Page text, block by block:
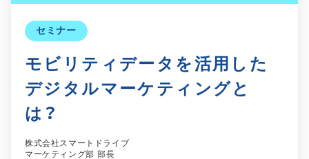
セミナー
モビリティデータを活用した
デジタルマーケティングと
は？
株式会社スマートドライブ
マーケティング部 部長